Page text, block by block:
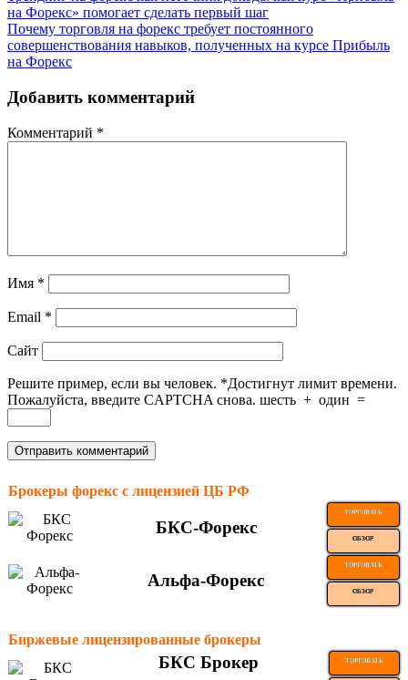
на Форекс» помогает сделать первый шаг
Почему торговля на форекс требует постоянного
совершенствования навыков, полученных на курсе Прибыль
на Форекс
Добавить комментарий
Комментарий *
Имя *
Email *
Сайт
Решите пример, если вы человек. *Достигнут лимит времени.
Пожалуйста, введите CAPTCHA снова. шесть + один =
Брокеры форекс с лицензией ЦБ РФ
БКС-Форекс
ТОРГОВАТЬ
ОБЗОР
Альфа-Форекс
ТОРГОВАТЬ
ОБЗОР
Биржевые лицензированные брокеры
БКС Брокер ТОРГОВАТЬ